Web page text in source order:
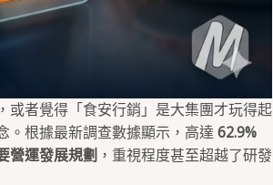
或者覺得「食安行銷」是大集團才玩得起
。根據最新調查數據顯示，高達 62.9%
營運發展規劃，重視程度甚至超越了研發